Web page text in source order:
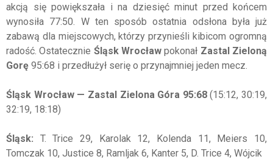
akcją się powiększała i na dziesięć minut przed końcem
wynosiła 77:50. W ten sposób ostatnia odsłona była już
zabawą dla miejscowych, którzy przynieśli kibicom ogromną
radość. Ostatecznie Śląsk Wrocław pokonał Zastal Zieloną
Gorę 95:68 i przedłużył serię o przynajmniej jeden mecz.
Śląsk Wrocław — Zastal Zielona Góra 95:68(15:12, 30:19,
32:19, 18:18)
Śląsk: T. Trice 29, Karolak 12, Kolenda 11, Meiers 10,
Tomczak 10, Justice 8, Ramljak 6, Kanter 5, D. Trice 4, Wójcik